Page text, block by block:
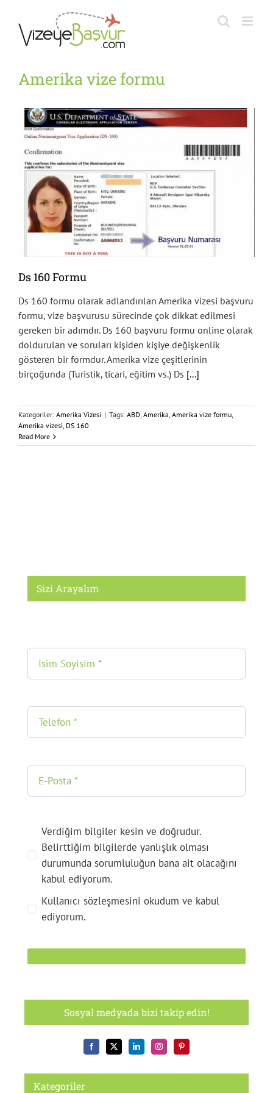
content
Amerika vize formu
Ds 160 Formu
Ds 160 formu olarak adlandırılan Amerika vizesi başvuru
formu, vize başvurusu sürecinde çok dikkat edilmesi
gereken bir adımdır. Ds 160 başvuru formu online olarak
doldurulan ve soruları kişiden kişiye değişkenlik
gösteren bir formdur. Amerika vize çeşitlerinin
birçoğunda (Turistik, ticari, eğitim vs.) Ds [...]
Kategoriler: Amerika Vizesi | Tags: ABD, Amerika, Amerika vize formu,
Amerika vizesi, DS 160
Read More
Sizi Arayalım
Verdiğim bilgiler kesin ve doğrudur.
Belirttiğim bilgilerde yanlışlık olması
durumunda sorumluluğun bana ait olacağını
kabul ediyorum.
Kullanıcı sözleşmesini okudum ve kabul
ediyorum.
Sosyal medyada bizi takip edin!
Kategoriler